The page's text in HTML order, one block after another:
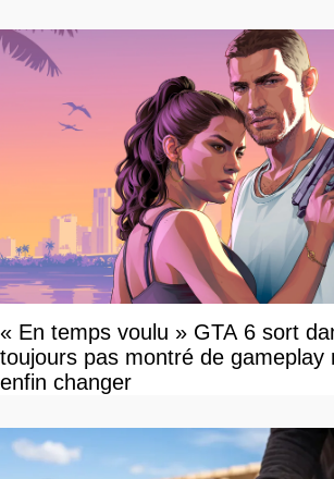
« En temps voulu » GTA 6 sort
toujours pas montré de gameplay
enfin changer